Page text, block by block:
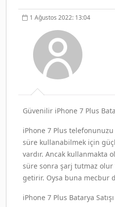
1 Ağustos 2022: 13:04
Güvenilir iPhone 7 Plus
iPhone 7 Plus
süre kullanabilmek için
vardır. Ancak kullanmakta
süre sonra şarj tutmaz olur
getirir. Oysa buna mecbur
iPhone 7 Plus Batarya Satışı